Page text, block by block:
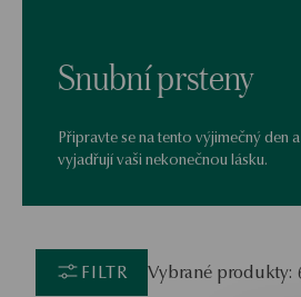
Snubní prsteny
Připravte se na tento výjimečný den
vyjadřují vaši nekonečnou lásku.
FILTR Vybrané produkty: